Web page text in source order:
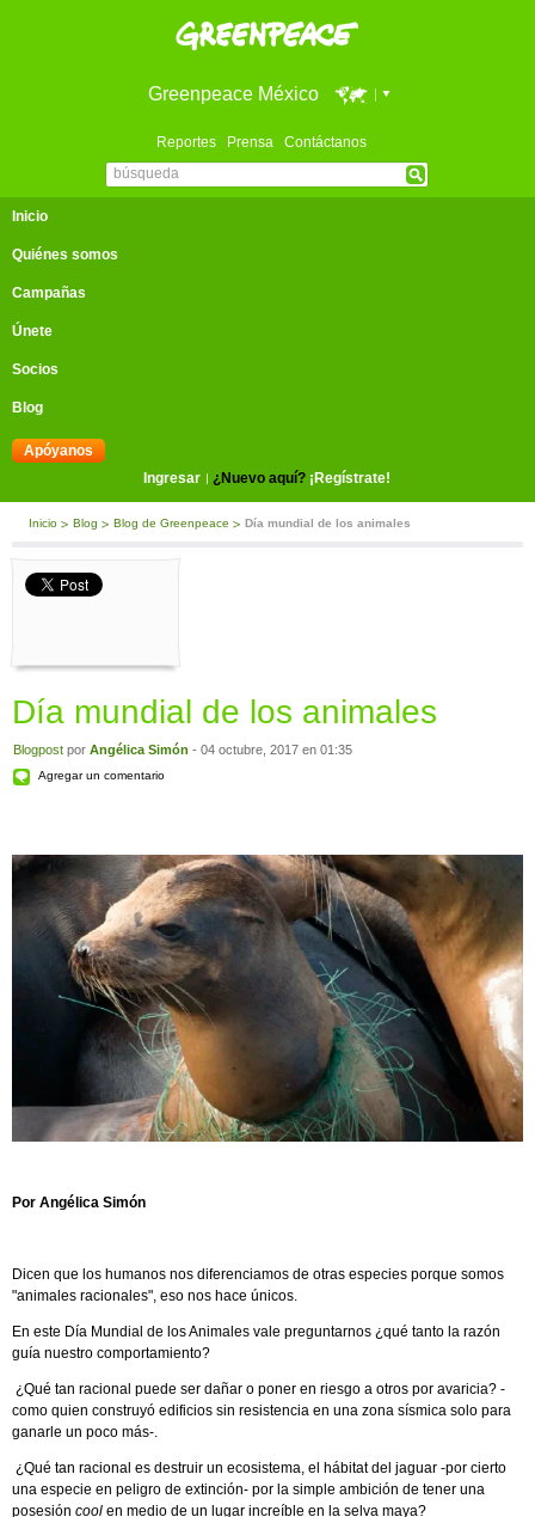
Greenpeace México
Reportes Prensa Contáctanos
Inicio
Quiénes somos
Campañas
Únete
Socios
Blog
Apóyanos
Ingresar
¿Nuevo aquí? ¡Regístrate!
Inicio Blog Blog de Greenpeace Día mundial de los animales
Día mundial de los animales
Blogpost por Angélica Simón - 04 octubre, 2017 en 01:35
Agregar un comentario
Por Angélica Simón
Dicen que los humanos nos diferenciamos de otras especies porque somos
"animales racionales", eso nos hace únicos.
En este Día Mundial de los Animales vale preguntarnos ¿qué tanto la razón
guía nuestro comportamiento?
¿Qué tan racional puede ser dañar o poner en riesgo a otros por avaricia? -
como quien construyó edificios sin resistencia en una zona sísmica solo para
ganarle un poco más-.
¿Qué tan racional es destruir un ecosistema, el hábitat del jaguar -por cierto
una especie en peligro de extinción- por la simple ambición de tener una
posesión cool en medio de un lugar increíble en la selva maya?